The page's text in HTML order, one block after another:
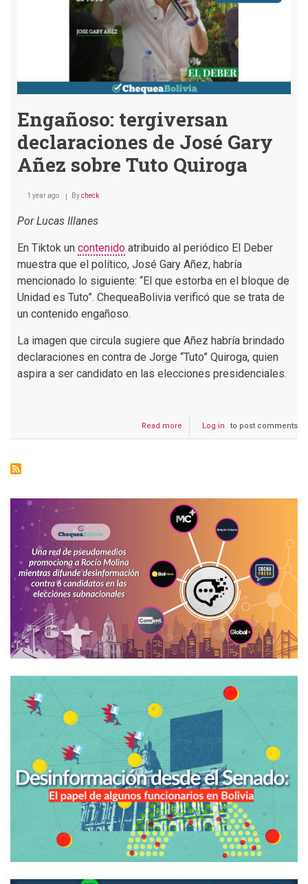
Engañoso: tergiversan
declaraciones de José Gary
Añez sobre Tuto Quiroga
1 year ago Bycheck
Por Lucas Illanes
En Tiktok un contenido atribuido al periódico El Deber
muestra que el político, José Gary Añez, habría
mencionado lo siguiente: “El que estorba en el bloque de
Unidad es Tuto”. ChequeaBolivia verificó que se trata de
un contenido engañoso.
La imagen que circula sugiere que Añez habría brindado
declaraciones en contra de Jorge “Tuto” Quiroga, quien
aspira a ser candidato en las elecciones presidenciales.
Read more
Engañoso:
Añez
sobre
Tuto
Quiroga
Log in to post comments